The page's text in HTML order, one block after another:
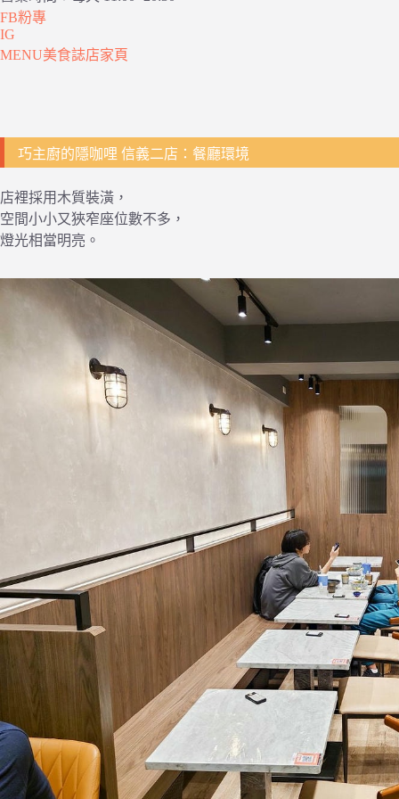
FB粉專
IG
MENU美食誌店家頁
巧主廚的隱咖哩 信義二店：餐廳環境
店裡採用木質裝潢，
空間小小又狹窄座位數不多，
燈光相當明亮。